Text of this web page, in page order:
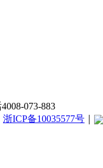
073-883
浙ICP备10035577号